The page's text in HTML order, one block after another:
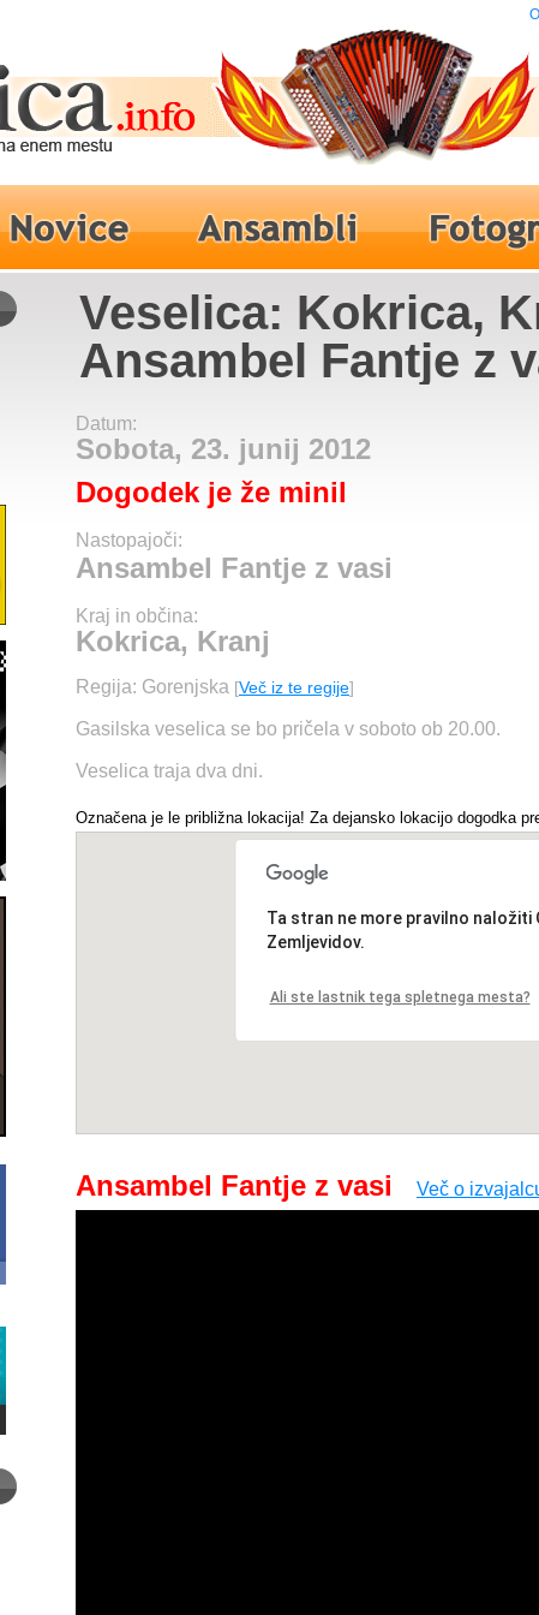
Veselica: Kokrica,
Ansambel Fantje z
Datum:
Sobota, 23. junij 2012
Dogodek je že minil
Nastopajoči:
Ansambel Fantje z vasi
Kraj in občina:
Kokrica, Kranj
Regija: Gorenjska [Več iz te regije]
Gasilska veselica se bo pričela v soboto ob 20.00.
Veselica traja dva dni.
Označena je le približna lokacija! Za dejansko lokacijo dogodka
Ta stran ne more pravilno naložiti
Zemljevidov.
Ali ste lastnik tega spletnega mesta?
Ansambel Fantje z vasi Več o